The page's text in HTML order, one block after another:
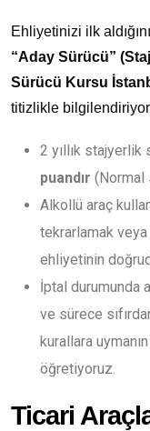
Ehliyetinizi ilk
“Aday Sürücü”
Sürücü Kursu
titizlikle
2 yıllık stajyerlik
puandır (Normal
Alkollü araç
tekrarlamak veya
ehliyetinin
İptal durumunda
ve sürece
kurallara
öğretiyoruz.
Ticari